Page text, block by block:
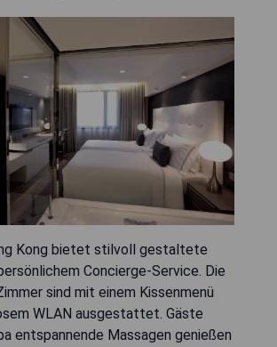
Kong bietet stilvoll gestaltete
Concierge-Service. Die
sind mit einem Kissenmenü
WLAN ausgestattet. Gäste
entspannende Massagen genießen